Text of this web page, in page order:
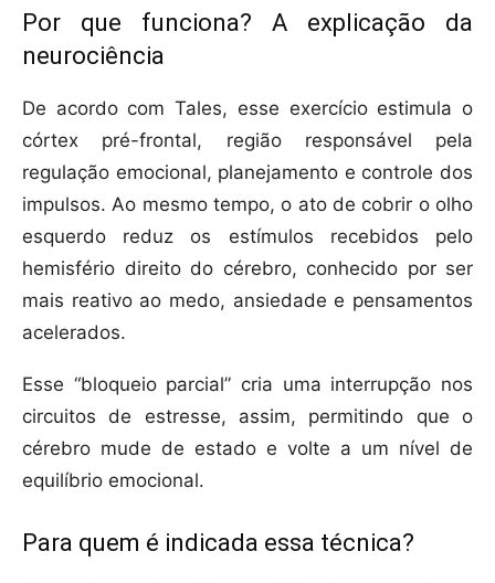
Por que funciona? A explicação da
neurociência
De acordo com Tales, esse exercício estimula o
córtex pré-frontal, região responsável pela
regulação emocional, planejamento e controle dos
impulsos. Ao mesmo tempo, o ato de cobrir o olho
esquerdo reduz os estímulos recebidos pelo
hemisfério direito do cérebro, conhecido por ser
mais reativo ao medo, ansiedade e pensamentos
acelerados.
Esse “bloqueio parcial” cria uma interrupção nos
circuitos de estresse, assim, permitindo que o
cérebro mude de estado e volte a um nível de
equilíbrio emocional.
Para quem é indicada essa técnica?